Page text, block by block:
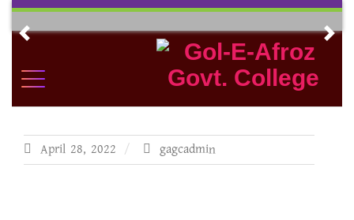
Skip
contentPrevious
April 28, 2022 gagcadmin